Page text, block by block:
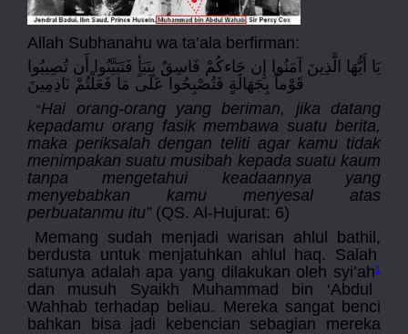
Allah Subhanahu wa ta’ala berfirman:
يَا أَيُّهَا الَّذِينَ آمَنُوا إِن جَاءكُمْ فَاسِقٌ بِنَبَأٍ فَتَبَيَّنُوا أَن تُصِيبُوا
قَوْماً بِجَهَالَةٍ فَتُصْبِحُوا عَلَى مَا فَعَلْتُمْ نَادِمِينَ
“Hai orang-orang yang beriman, jika datang
kepadamu orang fasik membawa suatu berita,
maka periksalah dengan teliti agar kamu tidak
menimpakan suatu musibah kepada suatu kaum
tanpa mengetahui keadaannya yang
menyebabkan kamu menyesal atas
perbuatanmu itu”(QS. Al-Hujurat: 6)
Memang sudah menjadi warisan ahlul bathil,
berdusta untuk menjatuhkan ahlul haq. Salah
satunya adalah apa yang dilakukan oleh syi’ah1
dan musuh Syaikh Muhammad bin ‘Abdul
Wahhab terhadap beliau. Mereka sangat benci
bahkan bisa jadi kebencian sebagian mereka